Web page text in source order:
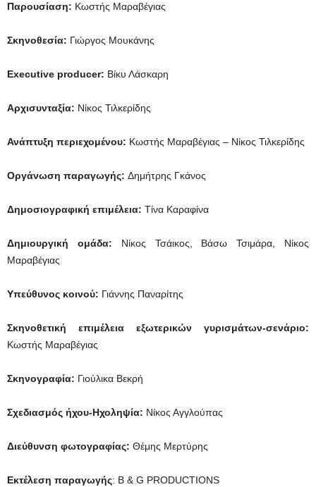
Παρουσίαση: Κωστής Μαραβέγιας
Σκηνοθεσία: Γιώργος Μουκάνης
Executive producer: Βίκυ Λάσκαρη
Αρχισυνταξία: Νίκος Τιλκερίδης
Ανάπτυξη περιεχομένου: Κωστής Μαραβέγιας – Νίκος Τιλκερίδης
Οργάνωση παραγωγής: Δημήτρης Γκάνος
Δημοσιογραφική επιμέλεια: Τίνα Καραφίνα
Δημιουργική ομάδα: Νίκος Τσάικος, Βάσω Τσιμάρα, Νίκος
Μαραβέγιας
Υπεύθυνος κοινού: Γιάννης Παναρίτης
Σκηνοθετική επιμέλεια εξωτερικών γυρισμάτων-σενάριο:
Κωστής Μαραβέγιας
Σκηνογραφία: Γιούλικα Βεκρή
Σχεδιασμός ήχου-Ηχοληψία: Νίκος Αγγλούπας
Διεύθυνση φωτογραφίας: Θέμης Μερτύρης
Εκτέλεση παραγωγής: B & G PRODUCTIONS